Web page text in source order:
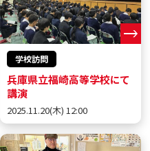
学校訪問
兵庫県立福崎高等学校にて
講演
2025.11.20(木) 12:00